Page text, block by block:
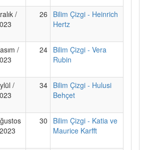
/
26
Bilim Çizgi - Heinrich
Hertz
/
24 Bilim Çizgi - Vera
Rubin
/
34 Bilim Çizgi - Hulusi
Behçet
30
Bilim Çizgi - Katia ve
Maurice Karfft